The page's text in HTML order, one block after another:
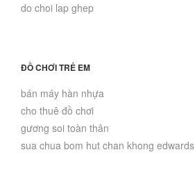
do choi lap ghep
ĐỒ CHƠI TRẺ EM
bán máy hàn nhựa
cho thuê đồ chơi
gương soi toàn thân
sua chua bom hut chan khong edwards